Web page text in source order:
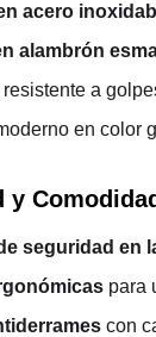
acero
alambrón
resistente a
en color
y
seguridad en
para
con